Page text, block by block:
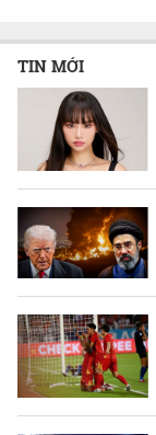
TIN MỚI